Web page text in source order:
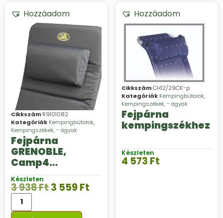
Hozzáadom
Cikkszám R9101082
Kategóriák Kempingbútorok,
Kempingszékek, - ágyak
Fejpárna
GRENOBLE,
Camp4
párnázott
kempingszékhez
Készleten
3 938Ft3 559 Ft
Hozzáadom
CikkszámCH12/29CK-p
Kategóriák Kempingbútorok,
Kempingszékek, - ágyak
Fejpárna
kempingszékhez
Készleten
4 573 Ft